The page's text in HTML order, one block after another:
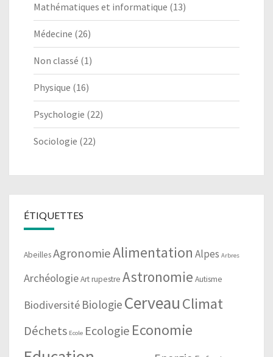
Mathématiques et informatique (13)
Médecine (26)
Non classé (1)
Physique (16)
Psychologie (22)
Sociologie (22)
ÉTIQUETTES
AbeillesAgronomieAlimentation Alpes Arbres
ArchéologieArt rupestre Astronomie Autisme
Biodiversité Biologie CerveauClimat
Déchets Ecole Ecologie Economie